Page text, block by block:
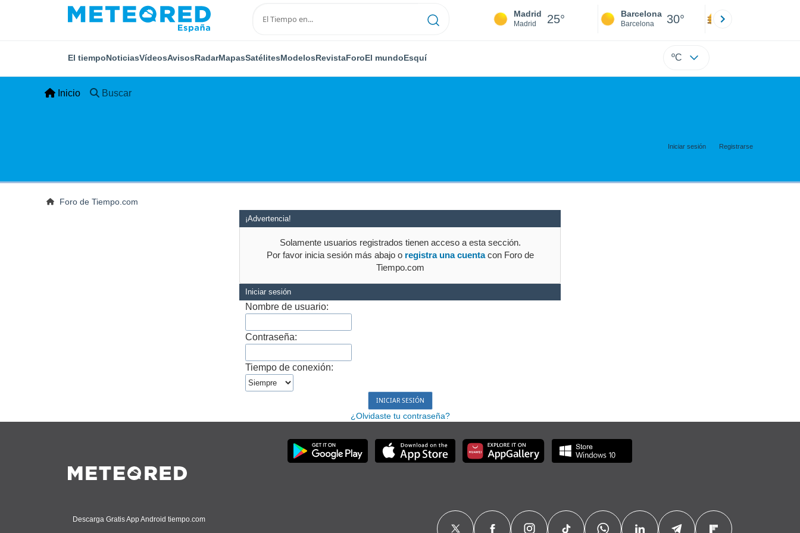
Madrid
Madrid 25° Barcelona
Barcelona 30°
El tiempoNoticiasVídeosAvisosRadarMapasSatélitesModelosRevistaForoEl mundoEsquí ºC
Inicio Buscar
Iniciar sesión Registrarse
Foro de Tiempo.com
¡Advertencia!
Solamente usuarios registrados tienen acceso a esta sección.
Por favor inicia sesión más abajo o registra una cuentacon Foro de
Tiempo.com
Iniciar sesión
Nombre de usuario:
Contraseña:
Tiempo de conexión:
¿Olvidaste tu contraseña?
Descarga Gratis App Android tiempo.com